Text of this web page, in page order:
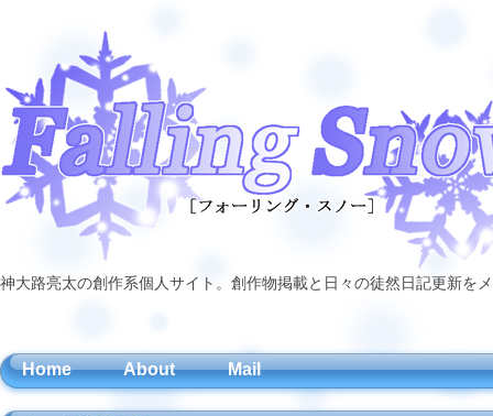
神大路亮太の創作系個人サイト。創作物掲載と日々の徒然日記更新
Home About Mail